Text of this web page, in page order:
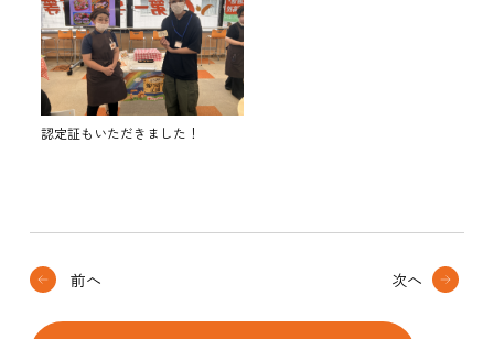
認定証もいただきました！
前へ 次へ